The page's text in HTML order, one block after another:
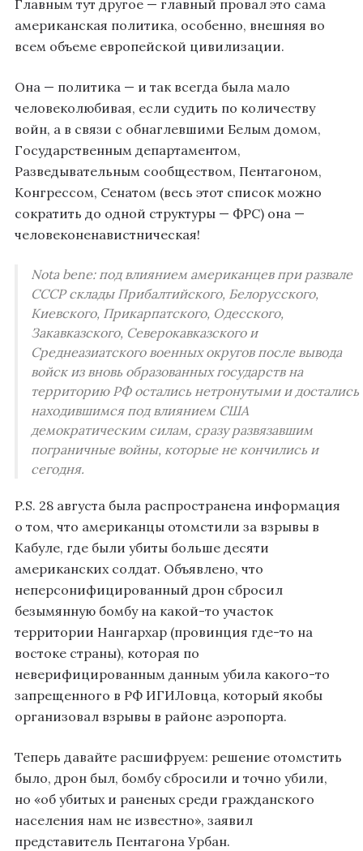
Главным тут другое — главный провал это сама
американская политика, особенно, внешняя во
всем объеме европейской цивилизации.
Она — политика — и так всегда была мало
человеколюбивая, если судить по количеству
войн, а в связи с обнаглевшими Белым домом,
Государственным департаментом,
Разведывательным сообществом, Пентагоном,
Конгрессом, Сенатом (весь этот список можно
сократить до одной структуры — ФРС) она —
человеконенавистническая!
Nota bene: под влиянием американцев при развале
СССР склады Прибалтийского, Белорусского,
Киевского, Прикарпатского, Одесского,
Закавказского, Северокавказского и
Среднеазиатского военных округов после вывода
войск из вновь образованных государств на
территорию РФ остались нетронутыми и достались
находившимся под влиянием США
демократическим силам, сразу развязавшим
пограничные войны, которые не кончились и
сегодня.
P.S. 28 августа была распространена информация
о том, что американцы отомстили за взрывы в
Кабуле, где были убиты больше десяти
американских солдат. Объявлено, что
неперсонифицированный дрон сбросил
безымянную бомбу на какой-то участок
территории Нангархар (провинция где-то на
востоке страны), которая по
неверифицированным данным убила какого-то
запрещенного в РФ ИГИЛовца, который якобы
организовал взрывы в районе аэропорта.
Теперь давайте расшифруем: решение отомстить
было, дрон был, бомбу сбросили и точно убили,
но «об убитых и раненых среди гражданского
населения нам не известно», заявил
представитель Пентагона Урбан.